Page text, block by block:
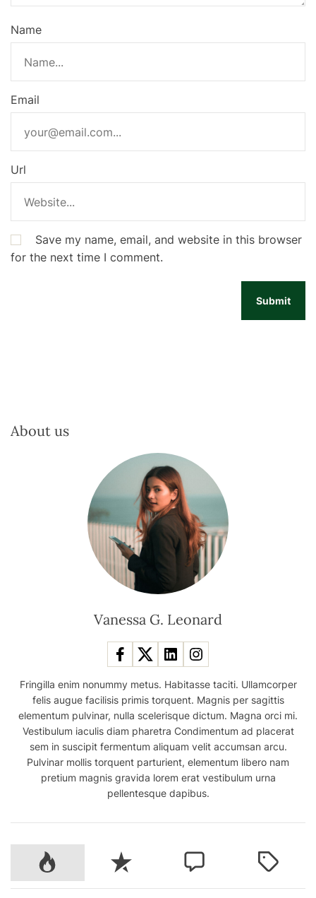
Name
Email
Url
Save my name, email, and website in this browser
for the next time I comment.
About us
Vanessa G. Leonard
Fringilla enim nonummy metus. Habitasse taciti. Ullamcorper
felis augue facilisis primis torquent. Magnis per sagittis
elementum pulvinar, nulla scelerisque dictum. Magna orci mi.
Vestibulum iaculis diam pharetra Condimentum ad placerat
sem in suscipit fermentum aliquam velit accumsan arcu.
Pulvinar mollis torquent parturient, elementum libero nam
pretium magnis gravida lorem erat vestibulum urna
pellentesque dapibus.
P
o
p
R
e
c
C
o
m
T
g